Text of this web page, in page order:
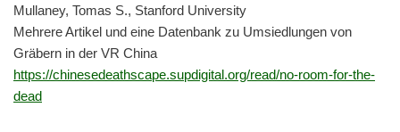
Mullaney, Tomas S., Stanford University
Mehrere Artikel und eine Datenbank zu Umsiedlungen von
Gräbern in der VR China
https://chinesedeathscape.supdigital.org/read/no-room-for-the-
dead